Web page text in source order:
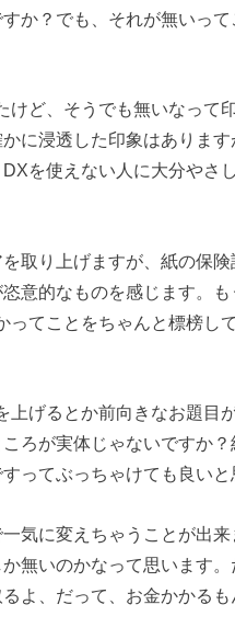
か？でも、それが無いっ
ど、そうでも無いなって
に浸透した印象はありま
を使えない人に大分やさ
取り上げますが、紙の保
意的なものを感じます。
てことをちゃんと標榜し
げるとか前向きなお題目
ろが実体じゃないですか
ってぶっちゃけても良いと
気に変えちゃうことが出
無いのかなって思います。
よ、だって、お金かかる